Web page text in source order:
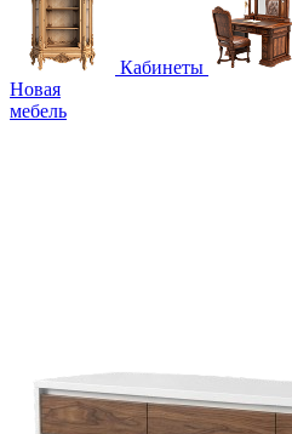
Кабинеты
Новая
мебель